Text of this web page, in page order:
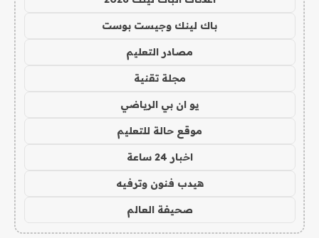
باك لينك وجيست بوست
مصادر التعليم
مجلة تقنية
يو ان بي الرياضي
موقع حالة للتعليم
اخبار 24 ساعة
هيدب فنون وترفيه
صحيفة العالم